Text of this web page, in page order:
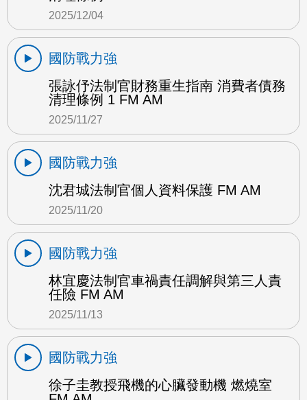
2025/12/04
國防戰力強
張詠伃法制官財務重生指南 消費者債務
清理條例 1 FM AM
2025/11/27
國防戰力強
沈君城法制官個人資料保護 FM AM
2025/11/20
國防戰力強
林宜慶法制官車禍責任調解與第三人責
任險 FM AM
2025/11/13
國防戰力強
徐子圭教授飛機的心臟發動機 燃燒室